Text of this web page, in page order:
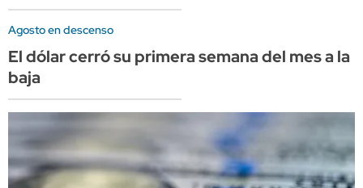
Agosto en descenso
El dólar cerró su primera semana del mes a la
baja